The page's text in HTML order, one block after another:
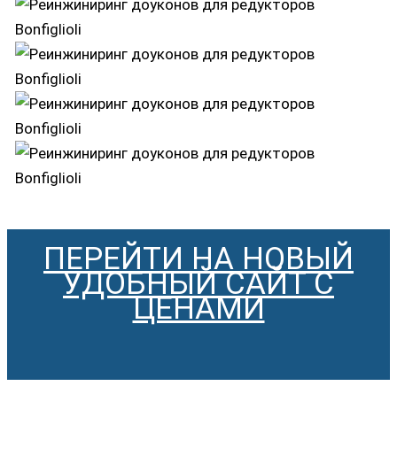
ПЕРЕЙТИ НА НОВЫЙ
УДОБНЫЙ САЙТ С
ЦЕНАМИ